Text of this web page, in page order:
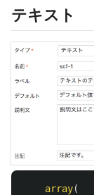
テキスト
array(